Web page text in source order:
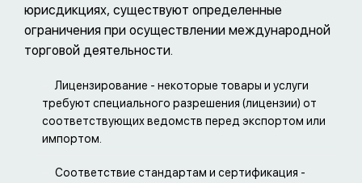
юрисдикциях, существуют определенные
ограничения при осуществлении международной
торговой деятельности.
Лицензирование - некоторые товары и услуги
требуют специального разрешения (лицензии) от
соответствующих ведомств перед экспортом или
импортом.
Соответствие стандартам и сертификация -